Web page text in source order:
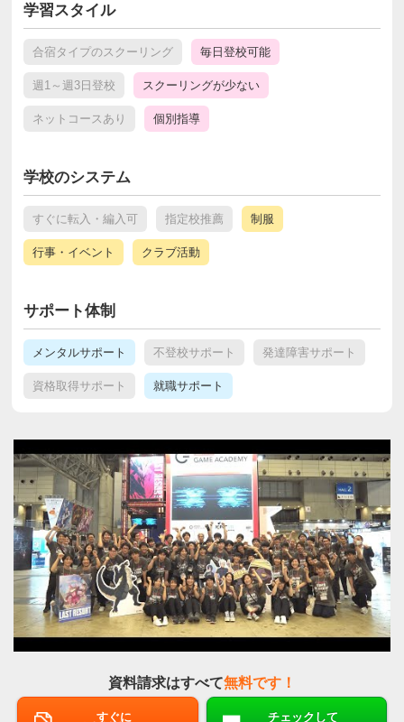
学習スタイル
合宿タイプのスクーリング 毎日登校可能
週1～週3日登校 スクーリングが少ない
ネットコースあり 個別指導
学校のシステム
すぐに転入・編入可 指定校推薦 制服
行事・イベント クラブ活動
サポート体制
メンタルサポート 不登校サポート 発達障害サポート
資格取得サポート 就職サポート
資料請求はすべて無料です！
すぐに
チェックして